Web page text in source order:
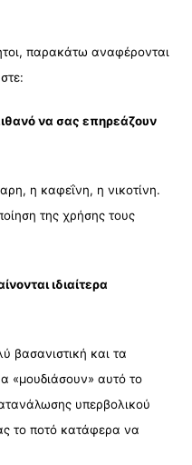
παρακάτω αναφέρονται
να σας επηρεάζουν
η καφεΐνη, η νικοτίνη.
της χρήσης τους
ιδιαίτερα
βασανιστική και τα
«μουδιάσουν» αυτό το
υπερβολικού
το ποτό κατάφερα να